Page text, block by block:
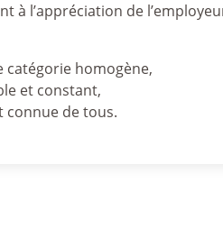
à l’appréciation de
catégorie homogène,
et constant,
connue de tous.